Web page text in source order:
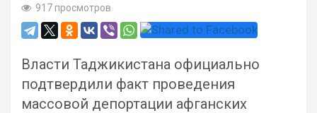
917 просмотров
Власти Таджикистана официально
подтвердили факт проведения
массовой депортации афганских